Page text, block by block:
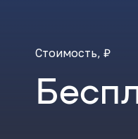
Стоимость, ₽